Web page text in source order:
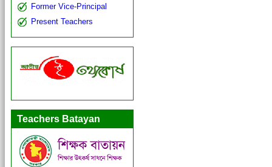
Former Vice-Principal
Present Teachers
Teachers Batayan